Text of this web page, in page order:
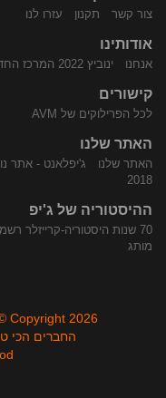
צור קשר תקנון עזרו לנו
אודותינו
אנחנו ינוביץ 2022 המרכז החדש שלנו
קישורים
לכל הפרילוקים של AVM
האתר שלנו
האתר שלנו ג'יפלאנט - אתר
2018
ההיסטוריה של ג'יפ
70 שנות היסטוריה-קרייזלר רשמי
מותג
Copyright 2026 © ב. ינוביץ חלפים ואביזרים לגי'פ.
החברים הכי